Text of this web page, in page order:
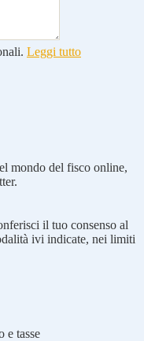
Leggi tutto
mondo del fisco online,
il tuo consenso al
ivi indicate, nei limiti
e tasse